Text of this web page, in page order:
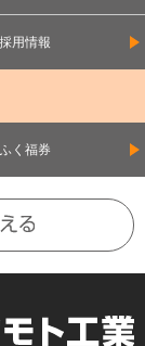
採用情報
ふく福券